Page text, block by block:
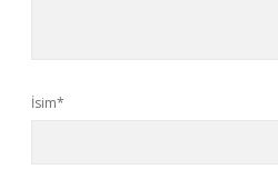
İsim*